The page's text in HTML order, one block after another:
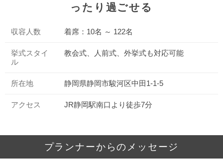
ったり過ごせる
収容人数 着席：10名 ～ 122名
挙式スタイ
ル
教会式、人前式、外挙式も対応可能
所在地 静岡県静岡市駿河区中田1-1-5
アクセス JR静岡駅南口より徒歩7分
プランナーからのメッセージ